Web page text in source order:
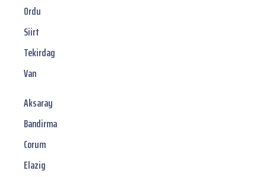
Ordu
Siirt
Tekirdag
Van
Aksaray
Bandirma
Corum
Elazig